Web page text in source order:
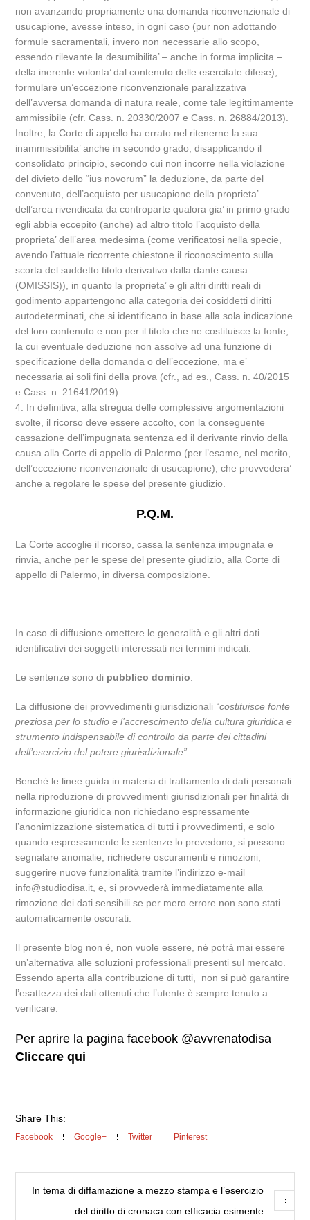
non avanzando propriamente una domanda riconvenzionale di
usucapione, avesse inteso, in ogni caso (pur non adottando
formule sacramentali, invero non necessarie allo scopo,
essendo rilevante la desumibilita’ – anche in forma implicita –
della inerente volonta’ dal contenuto delle esercitate difese),
formulare un’eccezione riconvenzionale paralizzativa
dell’avversa domanda di natura reale, come tale legittimamente
ammissibile (cfr. Cass. n. 20330/2007 e Cass. n. 26884/2013).
Inoltre, la Corte di appello ha errato nel ritenerne la sua
inammissibilita’ anche in secondo grado, disapplicando il
consolidato principio, secondo cui non incorre nella violazione
del divieto dello “ius novorum” la deduzione, da parte del
convenuto, dell’acquisto per usucapione della proprieta’
dell’area rivendicata da controparte qualora gia’ in primo grado
egli abbia eccepito (anche) ad altro titolo l’acquisto della
proprieta’ dell’area medesima (come verificatosi nella specie,
avendo l’attuale ricorrente chiestone il riconoscimento sulla
scorta del suddetto titolo derivativo dalla dante causa
(OMISSIS)), in quanto la proprieta’ e gli altri diritti reali di
godimento appartengono alla categoria dei cosiddetti diritti
autodeterminati, che si identificano in base alla sola indicazione
del loro contenuto e non per il titolo che ne costituisce la fonte,
la cui eventuale deduzione non assolve ad una funzione di
specificazione della domanda o dell’eccezione, ma e’
necessaria ai soli fini della prova (cfr., ad es., Cass. n. 40/2015
e Cass. n. 21641/2019).
4. In definitiva, alla stregua delle complessive argomentazioni
svolte, il ricorso deve essere accolto, con la conseguente
cassazione dell’impugnata sentenza ed il derivante rinvio della
causa alla Corte di appello di Palermo (per l’esame, nel merito,
dell’eccezione riconvenzionale di usucapione), che provvedera’
anche a regolare le spese del presente giudizio.
P.Q.M.
La Corte accoglie il ricorso, cassa la sentenza impugnata e
rinvia, anche per le spese del presente giudizio, alla Corte di
appello di Palermo, in diversa composizione.
In caso di diffusione omettere le generalità e gli altri dati
identificativi dei soggetti interessati nei termini indicati.
Le sentenze sono di pubblico dominio
La diffusione dei provvedimenti giurisdizionali “costituisce fonte
preziosa per lo studio e l’accrescimento della cultura giuridica e
strumento indispensabile di controllo da parte dei cittadini
dell’esercizio del potere giurisdizionale”
Benchè le linee guida in materia di trattamento di dati personali
nella riproduzione di provvedimenti giurisdizionali per finalità di
informazione giuridica non richiedano espressamente
l’anonimizzazione sistematica di tutti i provvedimenti, e solo
quando espressamente le sentenze lo prevedono, si possono
segnalare anomalie, richiedere oscuramenti e rimozioni,
suggerire nuove funzionalità tramite l’indirizzo e-mail
info@studiodisa.it, e, si provvederà immediatamente alla
rimozione dei dati sensibili se per mero errore non sono stati
automaticamente oscurati.
Il presente blog non è, non vuole essere, né potrà mai essere
un’alternativa alle soluzioni professionali presenti sul mercato.
Essendo aperta alla contribuzione di tutti, non si può garantire
l’esattezza dei dati ottenuti che l’utente è sempre tenuto a
verificare.
Per aprire la pagina facebook @avvrenatodisa
Cliccare qui
Share This:
Facebook Google+ Twitter Pinterest
In tema di diffamazione a mezzo stampa e l’esercizio
del diritto di cronaca con efficacia esimente